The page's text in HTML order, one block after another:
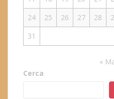
24
25 26 27 28
31
«
Cerca